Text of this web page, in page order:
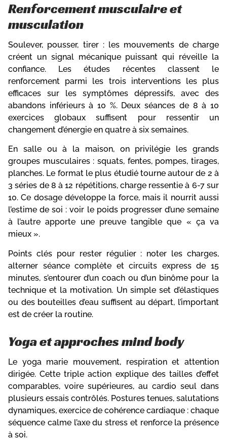
Renforcement musculaire et
musculation
Soulever, pousser, tirer : les mouvements de charge
créent un signal mécanique puissant qui réveille la
confiance. Les études récentes classent le
renforcement parmi les trois interventions les plus
efficaces sur les symptômes dépressifs, avec des
abandons inférieurs à 10 %. Deux séances de 8 à 10
exercices globaux suffisent pour ressentir un
changement d’énergie en quatre à six semaines.
En salle ou à la maison, on privilégie les grands
groupes musculaires : squats, fentes, pompes, tirages,
planches. Le format le plus étudié tourne autour de 2 à
3 séries de 8 à 12 répétitions, charge ressentie à 6-7 sur
10. Ce dosage développe la force, mais il nourrit aussi
l’estime de soi : voir le poids progresser d’une semaine
à l’autre apporte une preuve tangible que « ça va
mieux ».
Points clés pour rester régulier : noter les charges,
alterner séance complète et circuits express de 15
minutes, s’entourer d’un coach ou d’un binôme pour la
technique et la motivation. Un simple set d’élastiques
ou des bouteilles d’eau suffisent au départ, l’important
est de créer la routine.
Yoga et approches mind body
Le yoga marie mouvement, respiration et attention
dirigée. Cette triple action explique des tailles d’effet
comparables, voire supérieures, au cardio seul dans
plusieurs essais contrôlés. Postures tenues, salutations
dynamiques, exercice de cohérence cardiaque : chaque
séquence calme l’axe du stress et renforce la présence
à soi.